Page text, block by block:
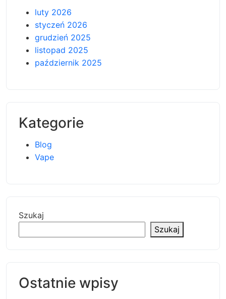
luty 2026
styczeń 2026
grudzień 2025
listopad 2025
październik 2025
Kategorie
Blog
Vape
Szukaj
Szukaj
Ostatnie wpisy